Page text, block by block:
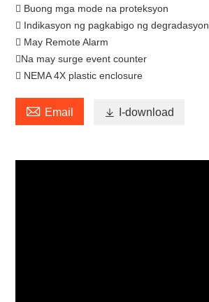
 Buong mga mode na proteksyon
 Indikasyon ng pagkabigo ng degradasyon
 May Remote Alarm
Na may surge event counter
 NEMA 4X plastic enclosure
 Email  I-download